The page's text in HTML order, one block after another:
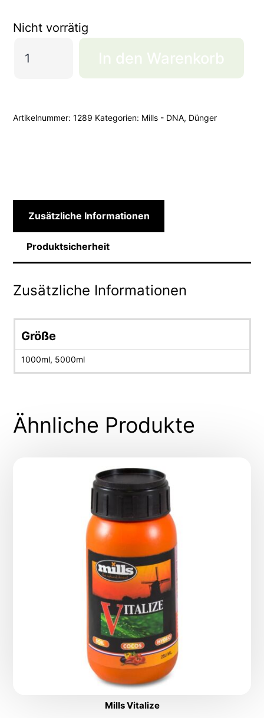
Nicht vorrätig
Start
In den Warenkorb
Artikelnummer:1289 Kategorien: Mills - DNA, Dünger
Zusätzliche Informationen
Produktsicherheit
Zusätzliche Informationen
Größe
1000ml, 5000ml
Ähnliche Produkte
Mills Vitalize